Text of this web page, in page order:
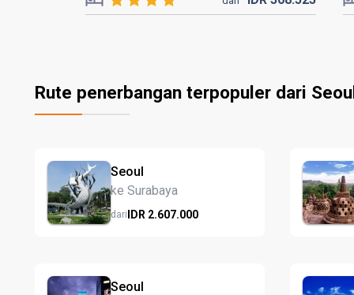
Rute penerbangan terpopuler dari
Seoul
ke Surabaya
dariIDR 2.607.000
Seoul